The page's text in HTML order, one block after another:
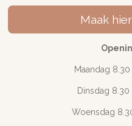
Maak
Maandag 8.30
Dinsdag
Woensdag